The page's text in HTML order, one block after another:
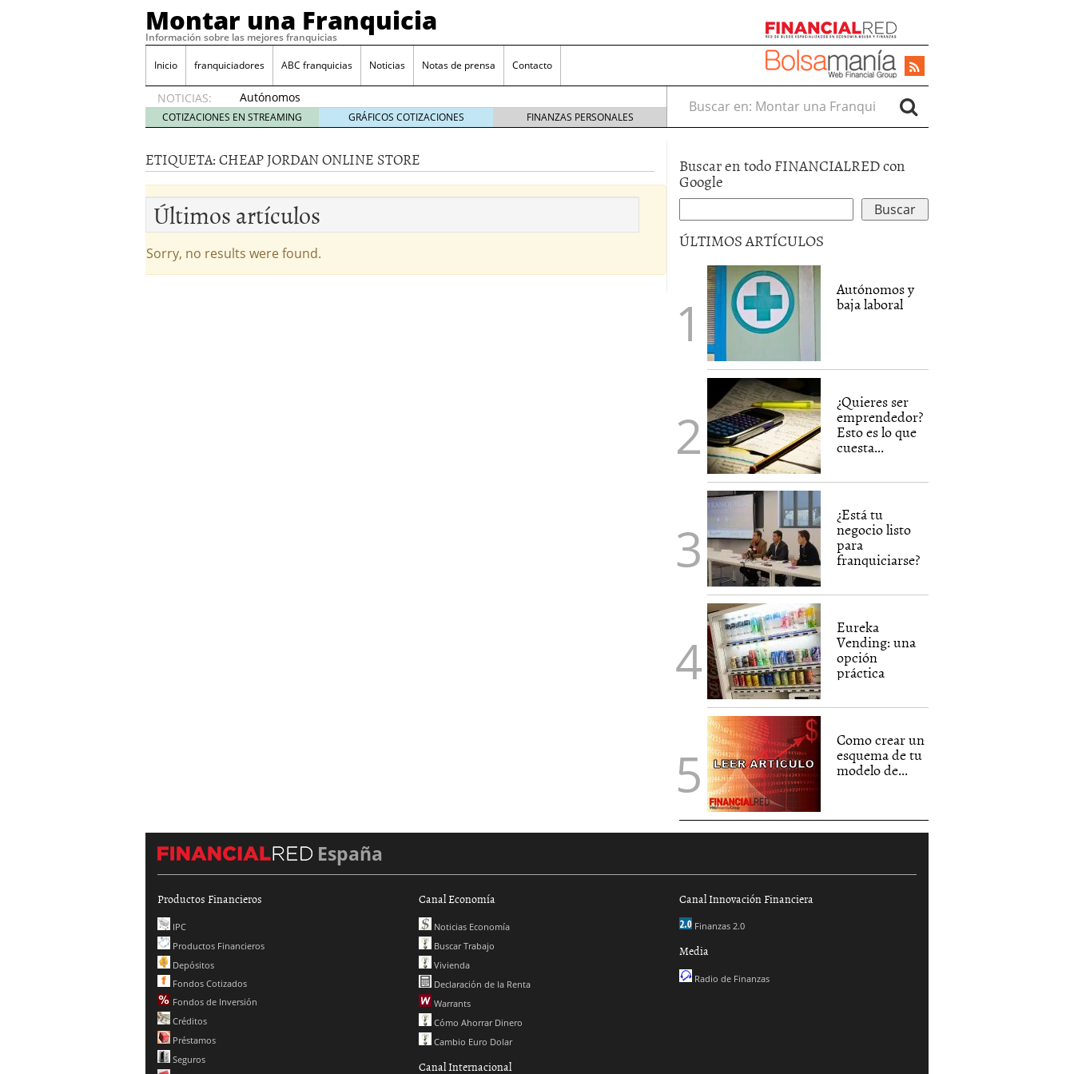
Montar una Franquicia
Información sobre las mejores franquicias
Inicio franquiciadores ABC franquicias Noticias Notas de prensa Contacto
NOTICIAS:
Autónomos
y baja
laboral
2014
¿Quieres ser emprendedor? Esto es lo que cuesta y las ayudas que puedes
tener 4 julio 2014
¿Está tu negocio listo para franquiciarse?
Eureka Vending: una opción práctica
COTIZACIONES EN STREAMING GRÁFICOS COTIZACIONES FINANZAS PERSONALES
Buscar en:
ETIQUETA:CHEAP JORDAN ONLINE STORE
Últimos artículos
Sorry, no results were found.
Buscar en todo FINANCIALRED con
Google
ÚLTIMOS ARTÍCULOS
Autónomos y
baja laboral
¿Quieres ser
emprendedor?
Esto es lo que
cuesta...
¿Está tu
negocio listo
para
franquiciarse?
Eureka
Vending: una
opción
práctica
Como crear un
esquema de tu
modelo de...
España
Productos Financieros
IPC
Productos Financieros
Depósitos
Fondos Cotizados
Fondos de Inversión
Créditos
Préstamos
Seguros
Canal Economía
Noticias Economía
Buscar Trabajo
Vivienda
Declaración de la Renta
Warrants
Cómo Ahorrar Dinero
Cambio Euro Dolar
Canal Internacional
Canal Innovación Financiera
Finanzas 2.0
Media
Radio de Finanzas